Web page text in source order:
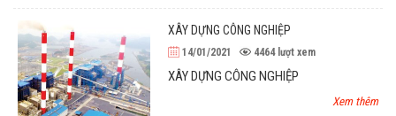
XÂY DỰNG CÔNG NGHIỆP
14/01/2021 4464 lượt xem
XÂY DỰNG CÔNG NGHIỆP
Xem thêm